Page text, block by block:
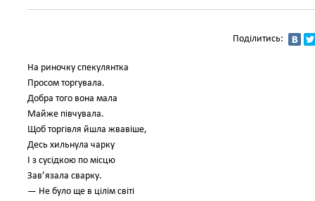
Поділитись:
На риночку спекулянтка
Просом торгувала.
Добра того вона мала
Майже півчувала.
Щоб торгівля йшла жвавіше,
Десь хильнула чарку
І з сусідкою по місцю
Зав’язала сварку.
— Не було ще в цілім світі